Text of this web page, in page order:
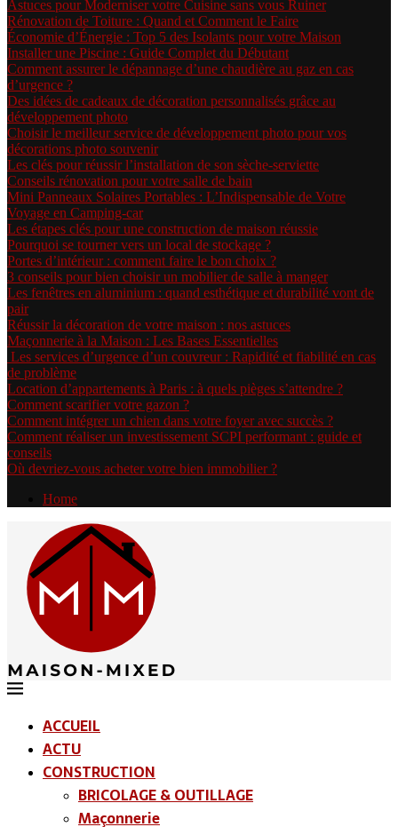
Astuces pour Moderniser votre Cuisine sans vous Ruiner
Rénovation de Toiture : Quand et Comment le Faire
Économie d’Énergie : Top 5 des Isolants pour votre Maison
Installer une Piscine : Guide Complet du Débutant
Comment assurer le dépannage d’une chaudière au gaz en cas
d’urgence ?
Des idées de cadeaux de décoration personnalisés grâce au
développement photo
Choisir le meilleur service de développement photo pour vos
décorations photo souvenir
Les clés pour réussir l’installation de son sèche-serviette
Conseils rénovation pour votre salle de bain
Mini Panneaux Solaires Portables : L’Indispensable de Votre
Voyage en Camping-car
Les étapes clés pour une construction de maison réussie
Pourquoi se tourner vers un local de stockage ?
Portes d’intérieur : comment faire le bon choix ?
3 conseils pour bien choisir un mobilier de salle à manger
Les fenêtres en aluminium : quand esthétique et durabilité vont de
pair
Réussir la décoration de votre maison : nos astuces
Maçonnerie à la Maison : Les Bases Essentielles
Les services d’urgence d’un couvreur : Rapidité et fiabilité en cas
de problème
Location d’appartements à Paris : à quels pièges s’attendre ?
Comment scarifier votre gazon ?
Comment intégrer un chien dans votre foyer avec succès ?
Comment réaliser un investissement SCPI performant : guide et
conseils
Où devriez-vous acheter votre bien immobilier ?
Home
ACCUEIL
ACTU
CONSTRUCTION
BRICOLAGE & OUTILLAGE
Maçonnerie